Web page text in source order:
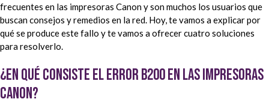
frecuentes en las impresoras Canon y son muchos los usuarios que
buscan consejos y remedios en la red. Hoy, te vamos a explicar por
qué se produce este fallo y te vamos a ofrecer cuatro soluciones
para resolverlo.
¿En qué consiste el error B200 en las impresoras
Canon?